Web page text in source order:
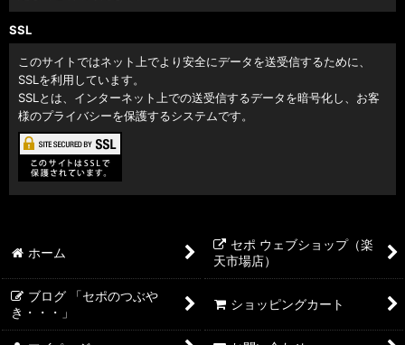
SSL
このサイトではネット上でより安全にデータを送受信するために、
SSLを利用しています。
SSLとは、インターネット上での送受信するデータを暗号化し、お客
様のプライバシーを保護するシステムです。
ホーム
セポ ウェブショップ（楽
天市場店）
ブログ 「セポのつぶや
き・・・」
ショッピングカート